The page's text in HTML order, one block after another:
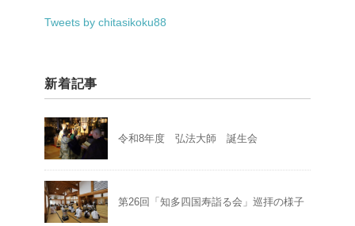
Tweets by chitasikoku88
新着記事
令和8年度 弘法大師 誕生会
第26回「知多四国寿詣る会」巡拝の様子